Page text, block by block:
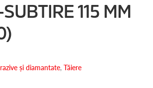
115 MM
și diamantate, Tăiere